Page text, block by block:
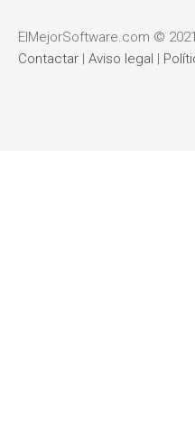
ElMejorSoftware.com © 2021
Contactar | Aviso legal |